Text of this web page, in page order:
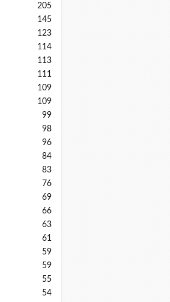
205
145
123
114
113
111
109
109
99
98
96
84
83
76
69
66
63
61
59
59
55
54